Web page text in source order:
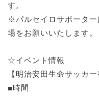
す。
※パルセイロサポーター
場をお願いいたします。
☆イベント情報
【明治安田生命サッカー
■時間